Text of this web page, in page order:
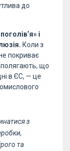
до
і
Коли з
покриває
що
в ЄС, — це
з
та